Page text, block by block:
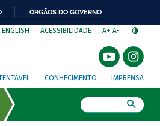
ÓRGÃOS DO GOVERNO
ENGLISH ACESSIBILIDADE A+ A-
CONHECIMENTO IMPRENSA